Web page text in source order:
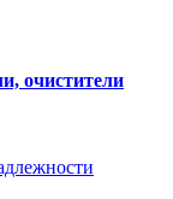
очистители